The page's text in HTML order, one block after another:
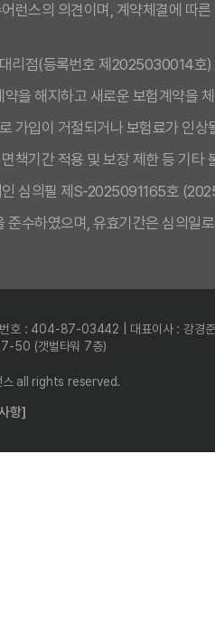
런스의 의견이며, 계약체결에 따
리점(등록번호 제2025030014호)
을 해지하고 새로운 보험계약을
가입이 거절되거나 보험료가 인상
책기간 적용 및 보장 제한 등 기타
인 심의필 제S-2025091165호
준수하였으며, 유효기간은 심의일
번호 : 404-87-03442 | 대표이사 : 강경준
7-50 (갯벌타워 7층)
all rights reserved.
항]